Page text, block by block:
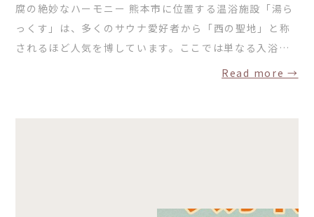
腐の絶妙なハーモニー 熊本市に位置する温浴施設「湯ら
っくす」は、多くのサウナ愛好者から「西の聖地」と称
されるほど人気を博しています。ここでは単なる入浴…
Read more →